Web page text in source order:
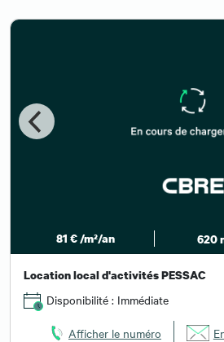
81 € /m²/an 620
Location local d'activités PESSAC
Disponibilité : Immédiate
Afficher le numéro